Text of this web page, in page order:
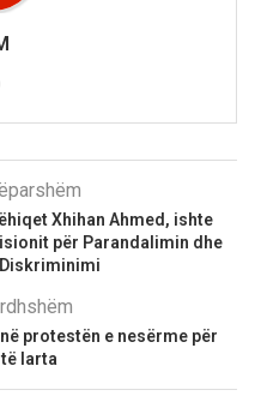
Xhihan Ahmed, ishte
për Parandalimin dhe
protestën e nesërme për
larta